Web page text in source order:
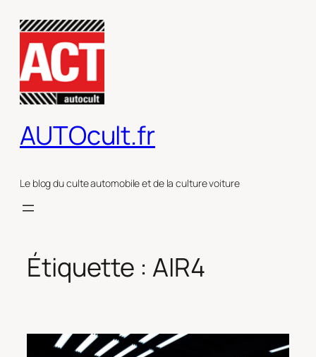
contenu
AUTOcult.fr
Le blog du culte automobile et de la culture voiture
Étiquette : AIR4